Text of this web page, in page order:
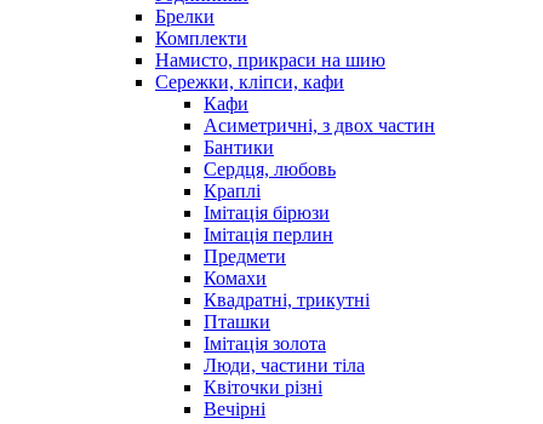
Брелки
Комплекти
Намисто, прикраси на шию
Сережки, кліпси, кафи
Кафи
Асиметричні, з двох частин
Бантики
Сердця, любовь
Краплі
Імітація бірюзи
Імітація перлин
Предмети
Комахи
Квадратні, трикутні
Пташки
Імітація золота
Люди, частини тіла
Квіточки різні
Вечірні